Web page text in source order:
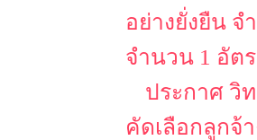
อย่างยั่งยืน
จำนวน 1 อัต
ประกาศ วิ
คัดเลือกลูกจ้